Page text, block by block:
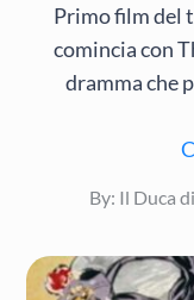
Primo film del
comincia con
dramma che
By: Il Duca